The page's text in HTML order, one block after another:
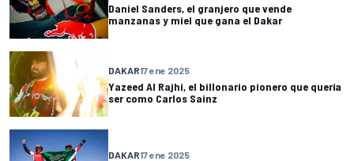
Daniel Sanders, el granjero que vende
manzanas y miel que gana el Dakar
DAKAR17 ene 2025
Yazeed Al Rajhi, el billonario pionero que quería
ser como Carlos Sainz
DAKAR17 ene 2025